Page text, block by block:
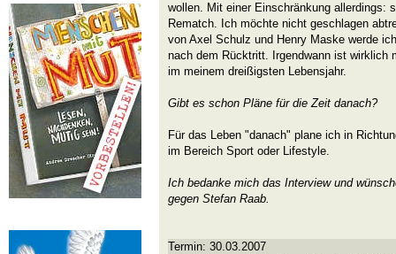
wollen. Mit einer Einschränkung allerdings:
Rematch. Ich möchte nicht geschlagen
von Axel Schulz und Henry Maske werde
nach dem Rücktritt. Irgendwann ist wirklich
im meinem dreißigsten Lebensjahr.
Gibt es schon Pläne für die Zeit danach?
Für das Leben "danach" plane ich in
im Bereich Sport oder Lifestyle.
Ich bedanke mich das Interview und
gegen Stefan Raab.
Termin: 30.03.2007